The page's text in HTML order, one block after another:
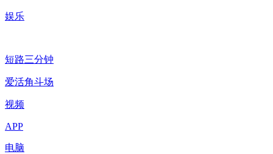
娱乐
短路三分钟
爱活角斗场
视频
APP
电脑